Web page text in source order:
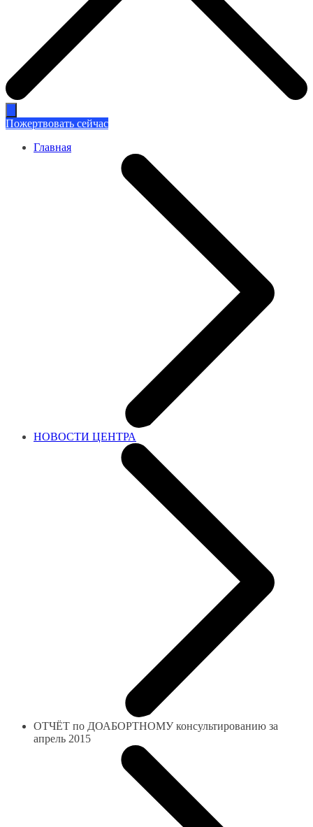
Пожертвовать сейчас
Главная
НОВОСТИ ЦЕНТРА
ОТЧЁТ по ДОАБОРТНОМУ консультированию за
апрель 2015